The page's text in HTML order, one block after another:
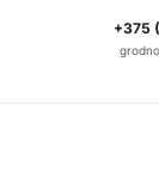
+375